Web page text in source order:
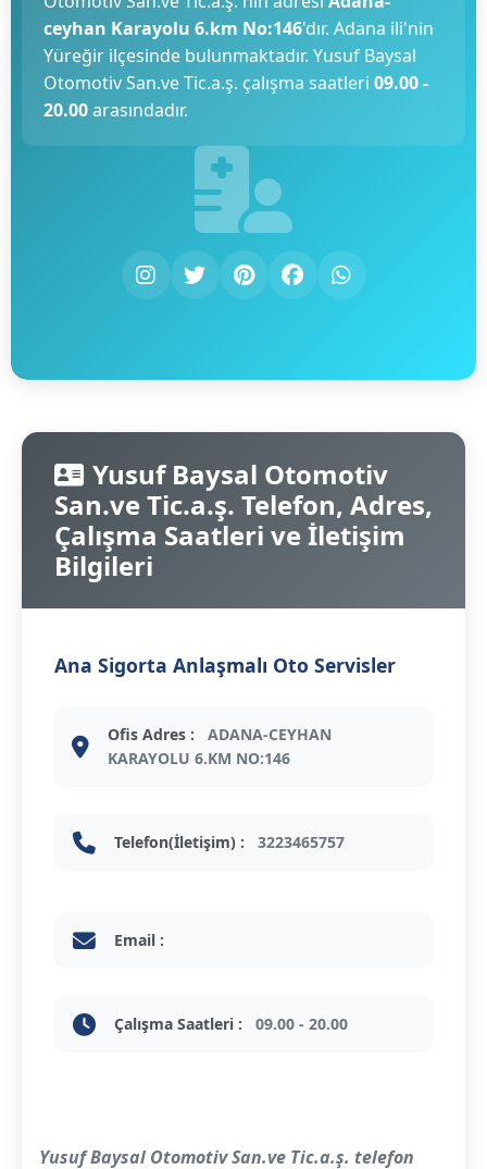
ceyhan Karayolu 6.km No:146'dır. Adana ili'nin
Yüreğir ilçesinde bulunmaktadır. Yusuf Baysal
Otomotiv San.ve Tic.a.ş. çalışma saatleri 09.00 -
20.00arasındadır.
Yusuf Baysal Otomotiv
San.ve Tic.a.ş. Telefon, Adres,
Çalışma Saatleri ve İletişim
Bilgileri
Ana Sigorta Anlaşmalı Oto Servisler
Ofis Adres :
ADANA-CEYHAN
KARAYOLU 6.KM NO:146
Telefon(İletişim) : 3223465757
Email :
Çalışma Saatleri : 09.00 - 20.00
Yusuf Baysal Otomotiv San.ve Tic.a.ş. telefon